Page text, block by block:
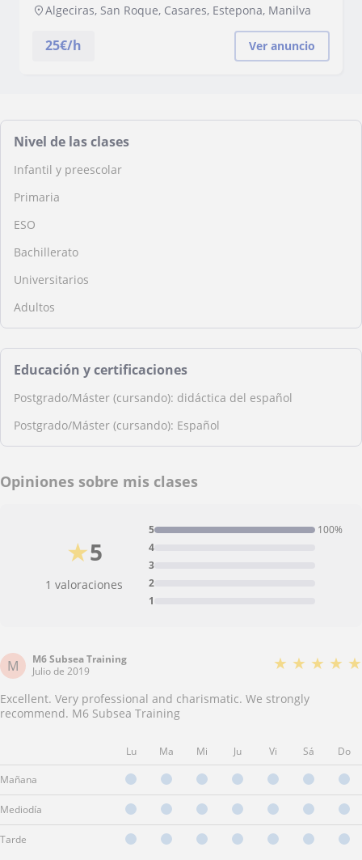
Algeciras, San Roque, Casares, Estepona, Manilva
25€/h Ver anuncio
Nivel de las clases
Infantil y preescolar
Primaria
ESO
Bachillerato
Universitarios
Adultos
Educación y certificaciones
Postgrado/Máster (cursando): didáctica del español
Postgrado/Máster (cursando): Español
Opiniones sobre mis clases
5
★
1 valoraciones
1
2
3
4
5 100%
M
M6 Subsea Training
Julio de 2019
★ ★ ★ ★ ★
Excellent. Very professional and charismatic. We strongly
recommend. M6 Subsea Training
Lu Ma Mi Ju Vi Sá Do
Mañana
Mediodía
Tarde